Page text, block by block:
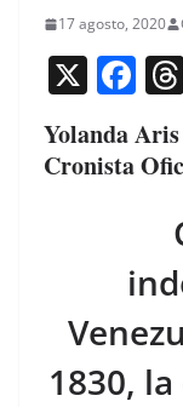
17 agosto, 2020
X F
a
c
e
o
o
k
Yolanda Aris
Cronista
1830,